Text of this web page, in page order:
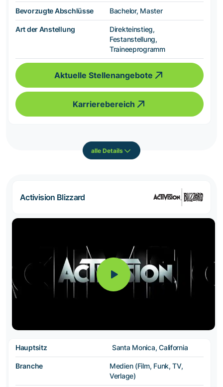
Bevorzugte Abschlüsse Bachelor, Master
Art der Anstellung
Direkteinstieg,
Festanstellung,
Traineeprogramm
Aktuelle Stellenangebote
Karrierebereich
alle Details
Activision Blizzard
Hauptsitz Santa Monica, California
Branche
Medien (Film, Funk, TV,
Verlage)